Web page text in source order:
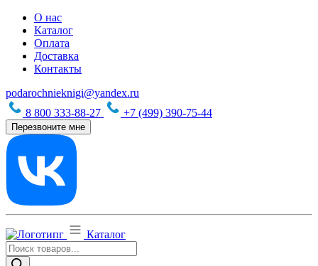
О нас
Каталог
Оплата
Доставка
Контакты
podarochnieknigi@yandex.ru
8 800 333-88-27
+7 (499) 390-75-44
Перезвоните мне
Каталог
Поиск
товаров